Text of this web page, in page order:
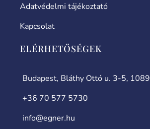
Adatvédelmi tájékoztató
Kapcsolat
ELÉRHETŐSÉGEK
Budapest, Bláthy Ottó u. 3-5, 1089
+36 70 577 5730
info@egner.hu